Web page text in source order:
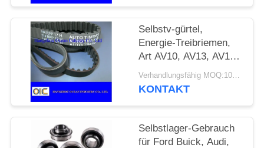
Selbstv-gürtel,
Energie-Treibriemen,
Art AV10, AV13, AV15,
AV17, AV20, 2AV10,
2AV13, 2AV15
Verhandlungsfähig MOQ:100 Stück
KONTAKT
Selbstlager-Gebrauch
für Ford Buick, Audi,